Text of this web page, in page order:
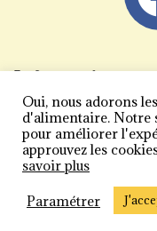
Informations
Mentions légales
Politique de
Conditions
Plan du site
Oui, nous adorons
d'alimentaire. Notre
pour améliorer
approuvez les
savoir plus
Paramétrer